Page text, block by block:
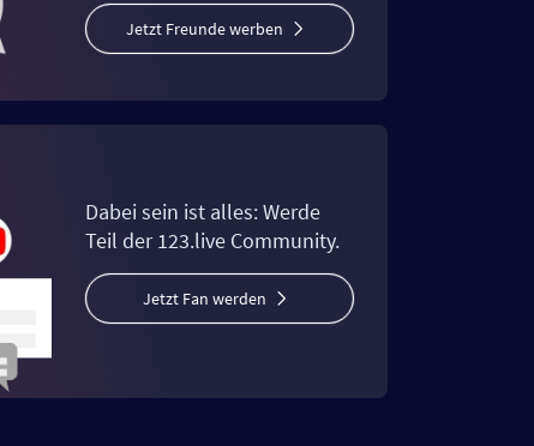
Jetzt Freunde werben
Dabei sein ist alles: Werde
Teil der 123.live Community.
Jetzt Fan werden